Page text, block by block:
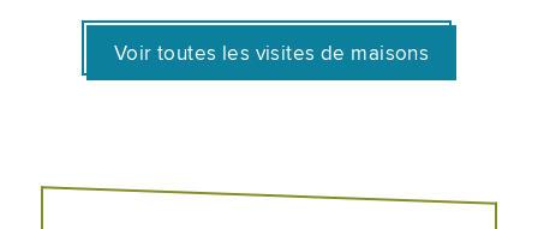
Voir toutes les visites de maisons